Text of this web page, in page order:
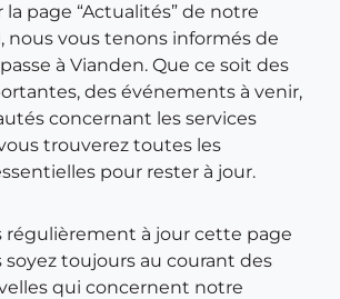
page “Actualités” de notre
nous vous tenons informés de
à Vianden. Que ce soit des
des événements à venir,
concernant les services
trouverez toutes les
pour rester à jour.
régulièrement à jour cette page
toujours au courant des
qui concernent notre